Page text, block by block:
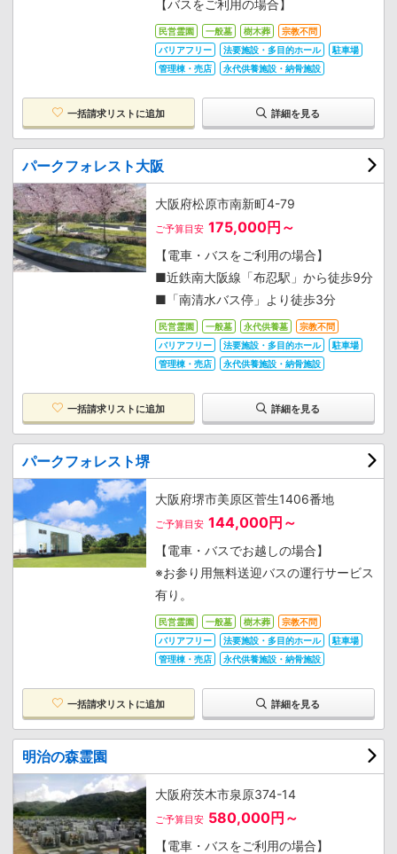
【バスをご利用の場合】
民営霊園 一般墓 樹木葬
宗教不問
バリアフリー
法要施設・多目的ホール
駐車場
管理棟・売店
永代供養施設・納骨施設
一括請求リストに追加 詳細を見る
パークフォレスト大阪
大阪府松原市南新町4-79
ご予算目安 175,000円～
【電車・バスをご利用の場合】
■近鉄南大阪線「布忍駅」から徒歩9分
■「南清水バス停」より徒歩3分
民営霊園 一般墓 永代供養墓
宗教不問
バリアフリー
法要施設・多目的ホール
駐車場
管理棟・売店
永代供養施設・納骨施設
一括請求リストに追加 詳細を見る
パークフォレスト堺
大阪府堺市美原区菅生1406番地
ご予算目安 144,000円～
【電車・バスでお越しの場合】
※お参り用無料送迎バスの運行サービス
有り。
民営霊園 一般墓 樹木葬
宗教不問
バリアフリー
法要施設・多目的ホール
駐車場
管理棟・売店
永代供養施設・納骨施設
一括請求リストに追加 詳細を見る
明治の森霊園
大阪府茨木市泉原374-14
ご予算目安 580,000円～
【電車・バスをご利用の場合】